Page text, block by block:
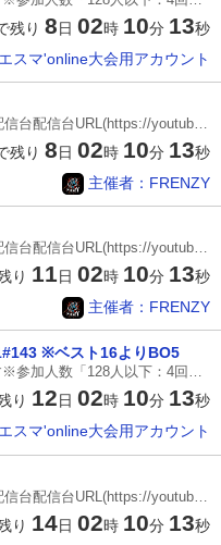
残り 8日 02時 10分 12秒
スマ'online大会用アカウント
FRENZYスマブラSPオンライン大会🔵配信台配信台URL(https://youtube.com/@eveerevival?si=GWVS3_hz22Gzzga0)配信台フレコ(8398-5853-1397)🔵ゲームルール〈配信台〉※全試合3本先取各回戦1試合ずつ準決勝2試合決勝戦〈乱闘ルール〉・ストック制(3ストック)・制限時間(7分)・チャージ切り札(なし)・アイテムスピリッツ(なし)・ポーズ機能(なし)※Miiファイターを使用する際は事前に技の申告をお願いします〈くわしいルール〉・ステージギミック(なし)🔵ステージルール〈1戦目〉①両選手がスターターから2ステージずつ拒否②両選手が拒否されたステージ以外から選択〈2戦目以降〉③勝者がスターターとカウンター含む全ステージから3ステージ拒否④敗者が拒否されたステージ以外から選択〔スターターステージ〕終点(終点化)戦場(戦場化)小戦場ポケモンスタジアム2村と街ホロウバスティオン〔カウンターステージ〕カロスポケモンリーグすま村ライラットクルーズ🔵7分で試合が終わらなかった場合原則サドンデスは使用せず直前の%が低かった方が勝ち(↓サドンデ
残り 8日 02時 10分 12秒
主催者：FRENZY
FRENZYスマブラSPオンライン大会🔵配信台配信台URL(https://youtube.com/@eveerevival?si=GWVS3_hz22Gzzga0)配信台フレコ(8398-5853-1397)🔵ゲームルール〈配信台〉※全試合3本先取各回戦1試合ずつ準決勝2試合決勝戦〈乱闘ルール〉・ストック制(3ストック)・制限時間(7分)・チャージ切り札(なし)・アイテムスピリッツ(なし)・ポーズ機能(なし)※Miiファイターを使用する際は事前に技の申告をお願いします〈くわしいルール〉・ステージギミック(なし)🔵ステージルール〈1戦目〉①両選手がスターターから2ステージずつ拒否②両選手が拒否されたステージ以外から選択〈2戦目以降〉③勝者がスターターとカウンター含む全ステージから3ステージ拒否④敗者が拒否されたステージ以外から選択〔スターターステージ〕終点(終点化)戦場(戦場化)小戦場ポケモンスタジアム2村と街ホロウバスティオン〔カウンターステージ〕カロスポケモンリーグすま村ライラットクルーズ🔵7分で試合が終わらなかった場合原則サドンデスは使用せず直前の%が低かった方が勝ち(↓サドンデ
り 11日 02時 10分 12秒
主催者：FRENZY
※ベスト16よりBO5
〇ベスト16より「BO5(3先)」になります※参加人数「128人以下：4回戦からBO5(3先)・129人以上：5回戦からBO5(3先)」※万が一間違えてしまった場合は配信コメントへご相談ください〇準決勝の配信数は状況によって変わります〇エキシビションは決勝が23時45分までに終了すれば行います-------------------------------※本大会は「ステージ拒否」ができます※オンライン大会ではあまりないルールのため、必ず確認をしていただきますようお願い致します◎最低限の参加条件①ルールを理解している方②トーナメント表下部コメント欄（スマートフォンの場合は切り替えボタン）にて対戦相手とコミュニケーションを取れる方③誹謗中傷・煽り行為をしない方④「インターネット回線について」ルールを理解し、基準をクリアしている方 ④-1 最低でもPing値が20以下、Downloadが30Mbps以上であること [インターネット速度測定] https://fast.com/ja/ ④-2 『有線』もしくは『5GHz帯の無線+ルーター付近でのプレイ』であること ※5GHzは「○○○ - A
り 12日 02時 10分 12秒
スマ'online大会用アカウント
り 14日 02時 10分 12秒